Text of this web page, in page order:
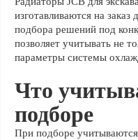
изготавливаются на
подбора решений под
позволяет учитывать не
параметры системы
Что
подборе
При подборе